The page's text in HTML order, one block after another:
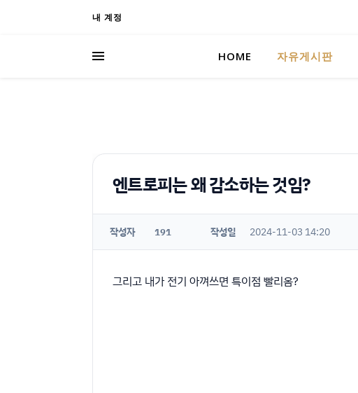
내 계정
HOME 자유게시판
엔트로피는 왜 감소하는 것임?
작성자 191 작성일 2024-11-03 14:20
그리고 내가 전기 아껴쓰면 특이점 빨리옴?